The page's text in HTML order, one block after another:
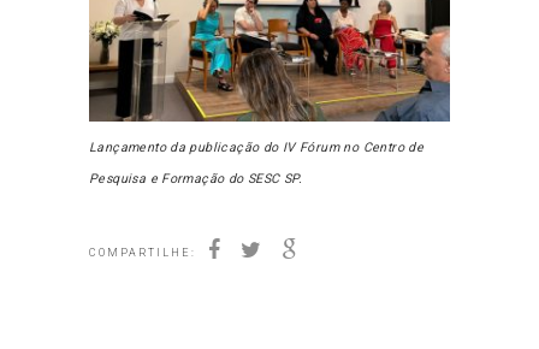
Lançamento da publicação do IV Fórum no Centro de
Pesquisa e Formação do SESC SP.
COMPARTILHE: